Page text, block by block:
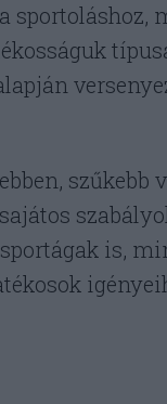
sportoláshoz,
is,